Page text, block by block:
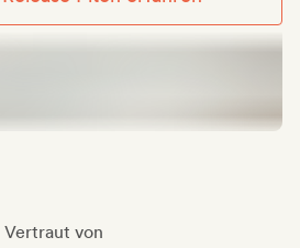
Vertraut von